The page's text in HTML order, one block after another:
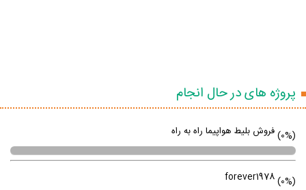
پروژه های در حال انجام
فروش بلیط هواپیما راه به راه(0%)
forever1978(0%)